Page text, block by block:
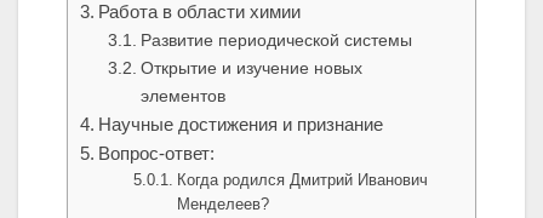
Работа в области химии
Развитие периодической системы
Открытие и изучение новых
элементов
Научные достижения и признание
Вопрос-ответ:
Когда родился Дмитрий Иванович
Менделеев?